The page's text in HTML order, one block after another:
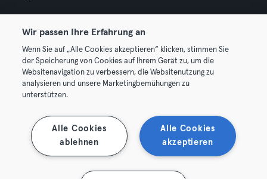
© 2026 Urban Sports Group GmbH. All rights reserved.
Terms & Conditions
Terminate contracts here Withdraw contracts here
Wir passen Ihre Erfahrung an
Wenn Sie auf „Alle Cookies akzeptieren“ klicken, stimmen Sie
der Speicherung von Cookies auf Ihrem Gerät zu, um die
Websitenavigation zu verbessern, die Websitenutzung zu
analysieren und unsere Marketingbemühungen zu
unterstützen.
Alle Cookies
akzeptieren
Alle Cookies
ablehnen